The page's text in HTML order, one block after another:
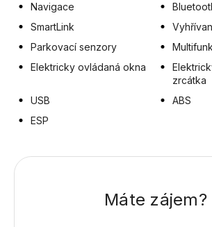
Navigace
SmartLink
Parkovací senzory
Elektricky ovládaná okna
zrcátka
USB
ABS
ESP
Máte zájem?